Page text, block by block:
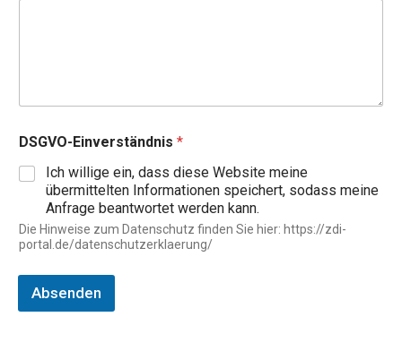
a
:
v
l
i
k
E
DSGVO-Einverständnis *
Ich willige ein, dass diese Website meine
übermittelten Informationen speichert, sodass meine
Anfrage beantwortet werden kann.
Die Hinweise zum Datenschutz finden Sie hier: https://zdi-
portal.de/datenschutzerklaerung/
Absenden